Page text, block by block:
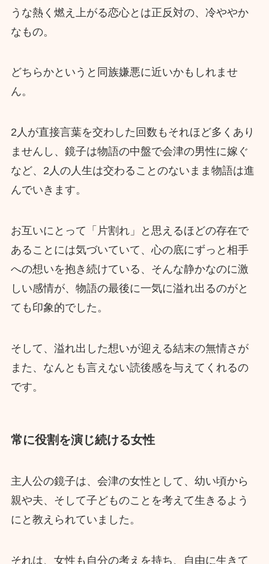
うな熱く燃え上がる恋心とは正反対の、冷ややか
なもの。
どちらかというと同族嫌悪に近いかもしれませ
ん。
2人が直接言葉を交わした回数もそれほど多くあり
ませんし、鏡子は物語の中盤で会津の男性に嫁ぐ
など、2人の人生は交わることのないまま物語は進
んでいきます。
お互いにとって「片割れ」と思えるほどの存在で
あることには気づいていて、心の底にずっと相手
への想いを抱き続けている、そんな静かなのに激
しい感情が、物語の最後に一気に溢れ出るのがと
ても印象的でした。
そして、溢れ出した想いが迎える結末の無情さが
また、なんとも言えない読後感を与えてくれるの
です。
常に役割を演じ続ける女性
主人公の鏡子は、会津の女性として、幼い頃から
親や夫、そして子どものことを考えて生きるよう
にと教えられていました。
それは、女性も自分の考えを持ち、自由に生きて